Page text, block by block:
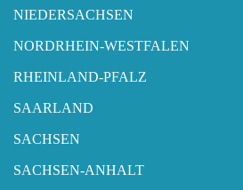
NIEDERSACHSEN
NORDRHEIN-WESTFALEN
RHEINLAND-PFALZ
SAARLAND
SACHSEN
SACHSEN-ANHALT